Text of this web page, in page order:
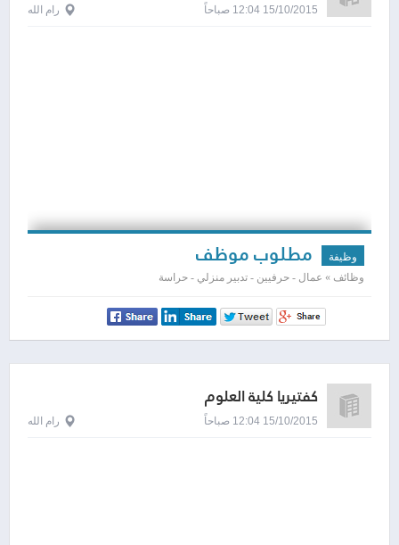
15/10/2015 12:04 صباحاً رام الله
وظيفة مطلوب موظف
وظائف » عمال - حرفيين - تدبير منزلي - حراسة
كفتيريا كلية العلوم
15/10/2015 12:04 صباحاً رام الله